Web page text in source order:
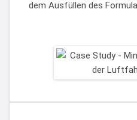
dem Ausfüllen des